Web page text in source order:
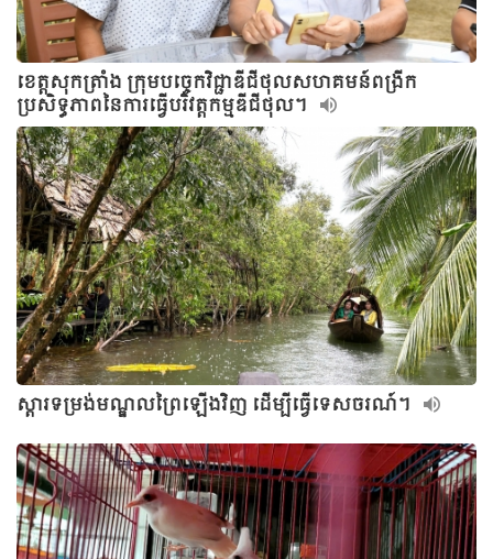
ខេត្តសុកត្រាំង ក្រុមបច្ចេកវិជ្ជាឌីជីថុលសហគមន៍ពង្រីក
ប្រសិទ្ធភាពនៃការធ្វើបរិវត្តកម្មឌីជីថុល។
ស្ដារទម្រង់មណ្ឌលព្រៃឡើងវិញ ដើម្បីធ្វើទេសចរណ៍។